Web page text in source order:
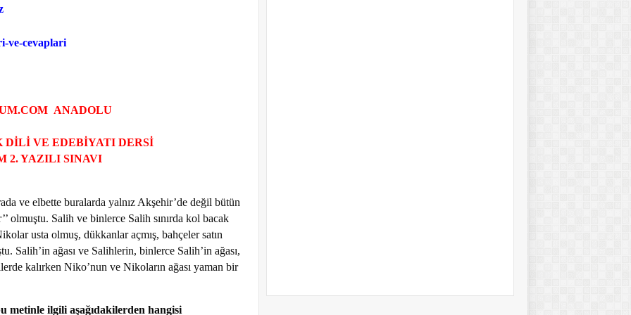
ve-cevaplari
ANADOLU
DİLİ VE EDEBİYATI DERSİ
2. YAZILI SINAVI
ve elbette buralarda yalnız Akşehir’de değil bütün
olmuştu. Salih ve binlerce Salih sınırda kol bacak
usta olmuş, dükkanlar açmış, bahçeler satın
Salih’in ağası ve Salihlerin, binlerce Salih’in ağası,
kalırken Niko’nun ve Nikoların ağası yaman bir
metinle ilgili aşağıdakilerden hangisi